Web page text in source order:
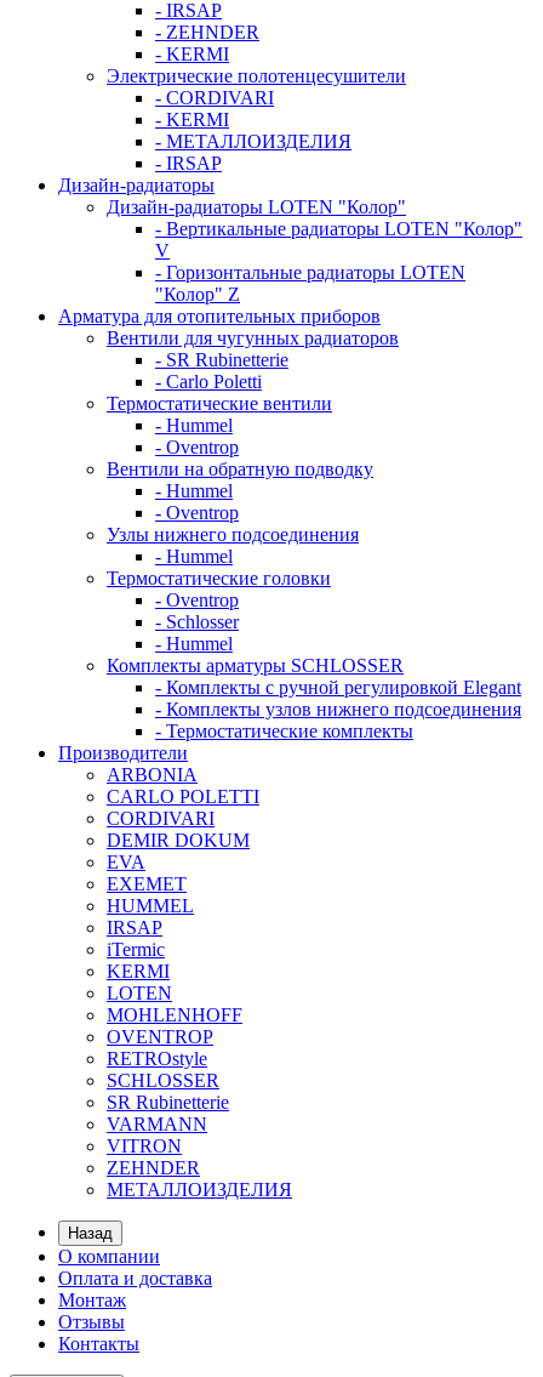
- IRSAP
- ZEHNDER
- KERMI
Электрические полотенцесушители
- CORDIVARI
- KERMI
- МЕТАЛЛОИЗДЕЛИЯ
- IRSAP
Дизайн-радиаторы
Дизайн-радиаторы LOTEN "Колор"
- Вертикальные радиаторы LOTEN "Колор"
V
- Горизонтальные радиаторы LOTEN
"Колор" Z
Арматура для отопительных приборов
Вентили для чугунных радиаторов
- SR Rubinetterie
- Carlo Poletti
Термостатические вентили
- Hummel
- Oventrop
Вентили на обратную подводку
- Hummel
- Oventrop
Узлы нижнего подсоединения
- Hummel
Термостатические головки
- Oventrop
- Schlosser
- Hummel
Комплекты арматуры SCHLOSSER
- Комплекты с ручной регулировкой Elegant
- Комплекты узлов нижнего подсоединения
- Термостатические комплекты
Производители
ARBONIA
CARLO POLETTI
CORDIVARI
DEMIR DOKUM
EVA
EXEMET
HUMMEL
IRSAP
iTermic
KERMI
LOTEN
MOHLENHOFF
OVENTROP
RETROstyle
SCHLOSSER
SR Rubinetterie
VARMANN
VITRON
ZEHNDER
МЕТАЛЛОИЗДЕЛИЯ
Назад
О компании
Оплата и доставка
Монтаж
Отзывы
Контакты